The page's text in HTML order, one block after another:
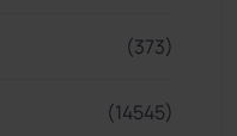
(373)
(14545)